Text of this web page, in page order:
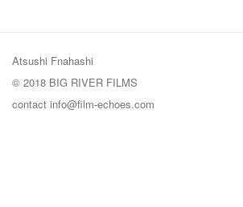
Atsushi Fnahashi
© 2018 BIG RIVER FILMS
contact info@film-echoes.com